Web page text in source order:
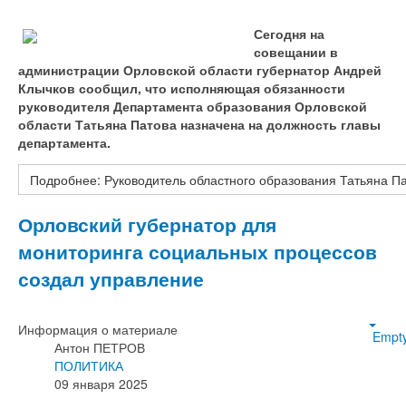
Сегодня на
совещании в
администрации Орловской области губернатор Андрей
Клычков сообщил, что исполняющая обязанности
руководителя Департамента образования Орловской
области Татьяна Патова назначена на должность главы
департамента.
Подробнее: Руководитель областного образования Татьяна
Орловский губернатор для
мониторинга социальных процессов
создал управление
Информация о материале
Антон ПЕТРОВ
ПОЛИТИКА
09 января 2025